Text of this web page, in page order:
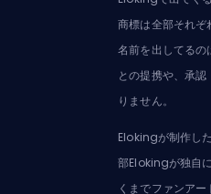
商標は全部それぞ
名前を出してるの
との提携や、承
りません。
Elokingが制作し
部Elokingが独自
くまでファンア